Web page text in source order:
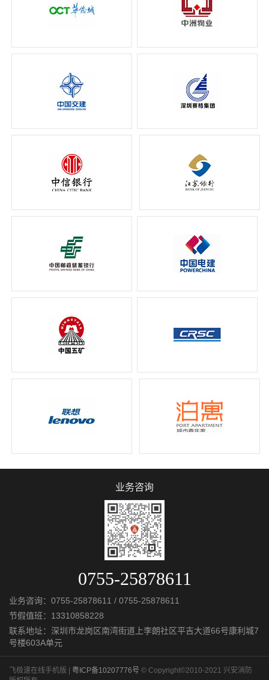
业务咨询
0755-25878611
业务咨询： 0755-25878611 / 0755-25878611
节假值班： 13310858228
联系地址：深圳市龙岗区南湾街道上李朗社区平吉大道66号康利城7
号楼603A单元
飞极速在线手机版 | 粤ICP备10207776号 © Copyright©2010-2021 兴安消防